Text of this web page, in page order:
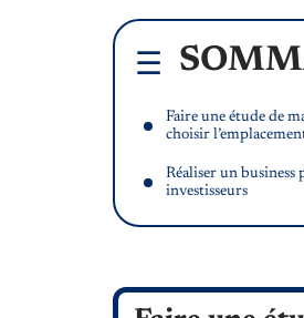
Faire une étude de
choisir
Réaliser un business
investisseurs